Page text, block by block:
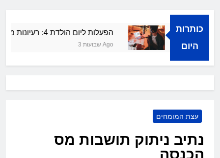
כותרות
היום
הפעלות ליום הולדת 4: רעיונות מרעננים ושמחים
3 שבועות Ago
קולית
עצת המומחים
נתיב ניתוק תושבות מס
הכנסה